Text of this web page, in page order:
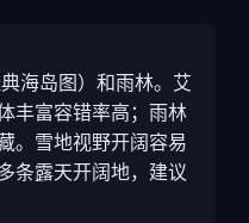
海岛图）和雨林。艾
丰富容错率高；雨林
。雪地视野开阔容易
条露天开阔地，建议